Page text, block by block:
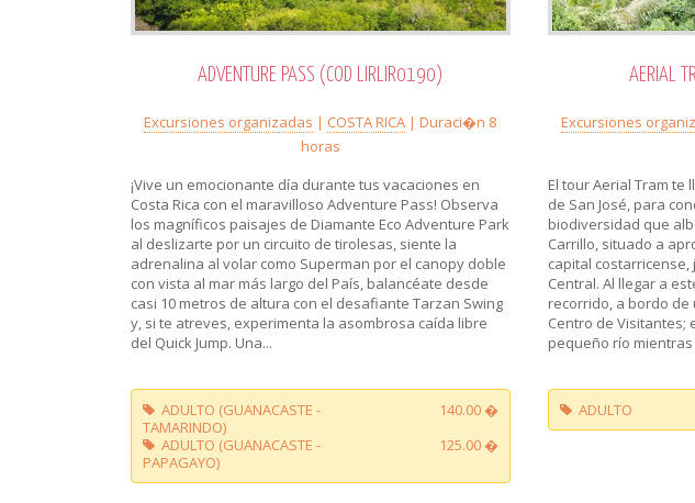
ADVENTURE PASS (COD LIRLIR0190)
Excursiones organizadas | COSTA RICA | Duraci�n 8
horas
¡Vive un emocionante día durante tus vacaciones en
Costa Rica con el maravilloso Adventure Pass! Observa
los magníficos paisajes de Diamante Eco Adventure Park
al deslizarte por un circuito de tirolesas, siente la
adrenalina al volar como Superman por el canopy doble
con vista al mar más largo del País, balancéate desde
casi 10 metros de altura con el desafiante Tarzan Swing
y, si te atreves, experimenta la asombrosa caída libre
del Quick Jump. Una...
ADULTO (GUANACASTE -
TAMARINDO)
140.00 �
ADULTO (GUANACASTE -
PAPAGAYO)
125.00 �
AERIAL
Excursiones
El tour Aerial Tram
de San José, para
biodiversidad que
Carrillo, situado a
capital
Central. Al llegar a
recorrido, a bordo
Centro de Visitantes;
pequeño río
ADULTO